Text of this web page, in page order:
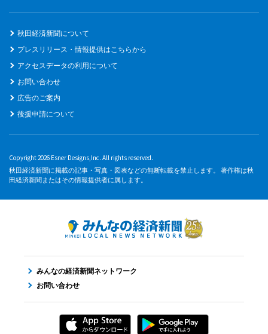
秋田経済新聞について
プレスリリース・情報提供はこちらから
アクセスデータの利用について
お問い合わせ
広告のご案内
後援申請について
Copyright 2026 Esner Designs,Inc. All rights reserved.
秋田経済新聞に掲載の記事・写真・図表などの無断転載を禁止します。 著作権は秋
田経済新聞またはその情報提供者に属します。
みんなの経済新聞ネットワーク
お問い合わせ